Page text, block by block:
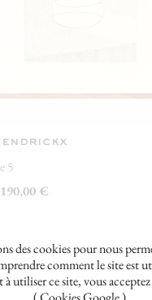
des cookies pour nous
comment le site est
utiliser ce site, vous
5
€